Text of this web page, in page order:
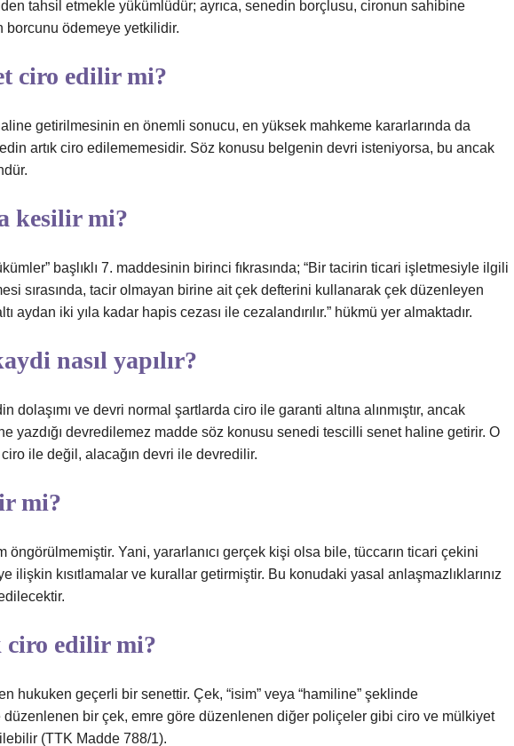
tahsil etmekle yükümlüdür; ayrıca, senedin borçlusu, cironun sahibine
ödemeye yetkilidir.
ciro edilir mi?
getirilmesinin en önemli sonucu, en yüksek mahkeme kararlarında da
artık ciro edilememesidir. Söz konusu belgenin devri isteniyorsa, bu ancak
kesilir mi?
başlıklı 7. maddesinin birinci fıkrasında; “Bir tacirin ticari işletmesiyle ilgili
sırasında, tacir olmayan birine ait çek defterini kullanarak çek düzenleyen
aydan iki yıla kadar hapis cezası ile cezalandırılır.” hükmü yer almaktadır.
nasıl yapılır?
dolaşımı ve devri normal şartlarda ciro ile garanti altına alınmıştır, ancak
yazdığı devredilemez madde söz konusu senedi tescilli senet haline getirir. O
ile değil, alacağın devri ile devredilir.
mi?
öngörülmemiştir. Yani, yararlanıcı gerçek kişi olsa bile, tüccarın ticari çekini
ilişkin kısıtlamalar ve kurallar getirmiştir. Bu konudaki yasal anlaşmazlıklarınız
ciro edilir mi?
hukuken geçerli bir senettir. Çek, “isim” veya “hamiline” şeklinde
bir çek, emre göre düzenlenen diğer poliçeler gibi ciro ve mülkiyet
(TTK Madde 788/1).